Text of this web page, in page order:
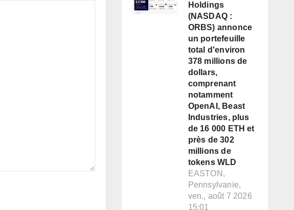
Holdings
(NASDAQ :
ORBS) annonce
un portefeuille
total d'environ
378 millions de
dollars,
comprenant
notamment
OpenAI, Beast
Industries, plus
de 16 000 ETH et
près de 302
millions de
tokens WLD
EASTON,
Pennsylvanie,
ven., août 7 2026
15:01